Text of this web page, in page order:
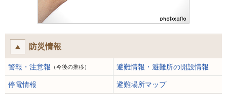
防災情報
警報・注意報 （今後の推移） 避難情報・避難所の開設情報
停電情報
避難場所マップ